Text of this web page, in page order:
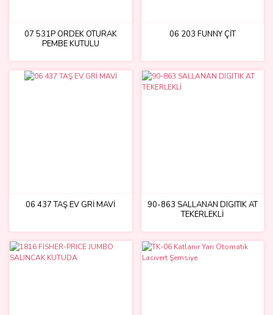
07 531P ÖRDEK OTURAK
PEMBE KUTULU
06 203 FUNNY ÇİT
06 437 TAŞ EV GRİ MAVİ
90-863 SALLANAN DIGITIK AT
TEKERLEKLİ